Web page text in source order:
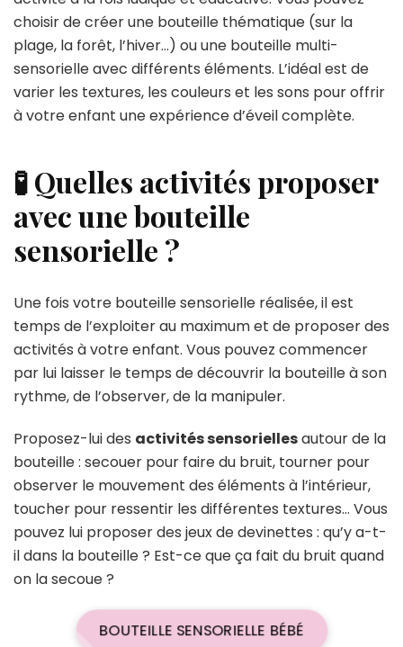
choisir de créer une bouteille thématique (sur la
plage, la forêt, l’hiver…) ou une bouteille multi-
sensorielle avec différents éléments. L’idéal est de
varier les textures, les couleurs et les sons pour offrir
à votre enfant une expérience d’éveil complète.
🧪 Quelles activités proposer
avec une bouteille
sensorielle ?
Une fois votre bouteille sensorielle réalisée, il est
temps de l’exploiter au maximum et de proposer des
activités à votre enfant. Vous pouvez commencer
par lui laisser le temps de découvrir la bouteille à son
rythme, de l’observer, de la manipuler.
Proposez-lui des activités sensoriellesautour de la
bouteille : secouer pour faire du bruit, tourner pour
observer le mouvement des éléments à l’intérieur,
toucher pour ressentir les différentes textures… Vous
pouvez lui proposer des jeux de devinettes : qu’y a-t-
il dans la bouteille ? Est-ce que ça fait du bruit quand
on la secoue ?
BOUTEILLE SENSORIELLE BÉBÉ